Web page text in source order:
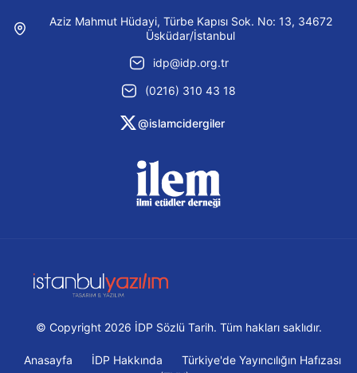
Aziz Mahmut Hüdayi, Türbe Kapısı Sok. No: 13, 34672
Üsküdar/İstanbul
idp@idp.org.tr
(0216) 310 43 18
@islamcidergiler
© Copyright 2026 İDP Sözlü Tarih. Tüm hakları saklıdır.
Anasayfa İDP Hakkında
Türkiye'de Yayıncılığın Hafızası